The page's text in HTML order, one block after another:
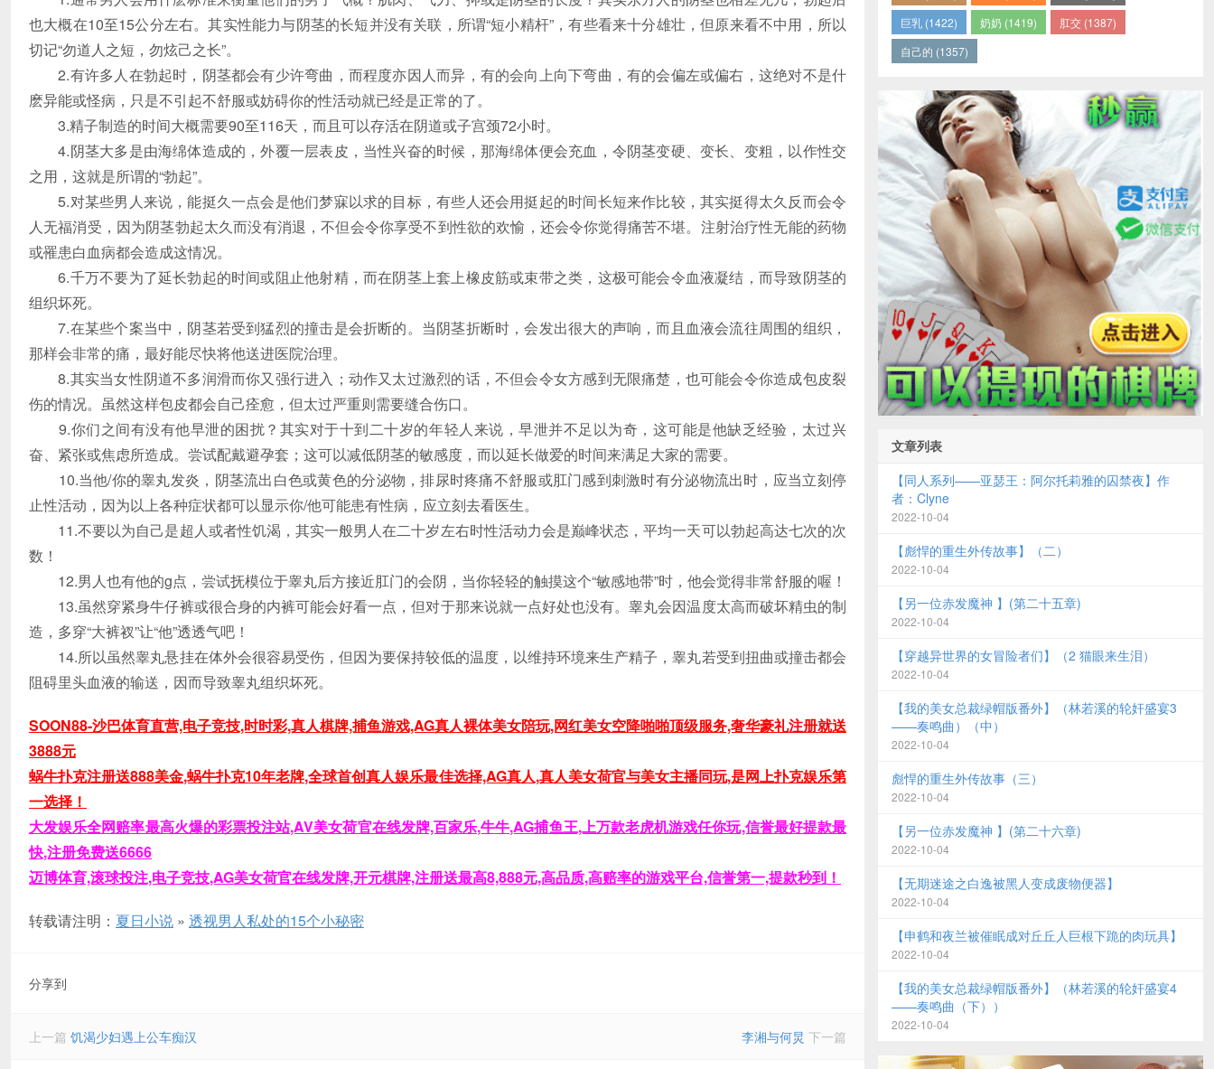
也大概在10至15公分左右。其实性能力与阴茎的长短并没有关联，所谓“短小精杆”，有些看来十分雄壮，但原来看不中用，所以
切记“勿道人之短，勿炫己之长”。
2.有许多人在勃起时，阴茎都会有少许弯曲，而程度亦因人而异，有的会向上向下弯曲，有的会偏左或偏右，这绝对不是什
麽异能或怪病，只是不引起不舒服或妨碍你的性活动就已经是正常的了。
3.精子制造的时间大概需要90至116天，而且可以存活在阴道或子宫颈72小时。
4.阴茎大多是由海绵体造成的，外覆一层表皮，当性兴奋的时候，那海绵体便会充血，令阴茎变硬、变长、变粗，以作性交
之用，这就是所谓的“勃起”。
5.对某些男人来说，能挺久一点会是他们梦寐以求的目标，有些人还会用挺起的时间长短来作比较，其实挺得太久反而会令
人无福消受，因为阴茎勃起太久而没有消退，不但会令你享受不到性欲的欢愉，还会令你觉得痛苦不堪。注射治疗性无能的药物
或罹患白血病都会造成这情况。
6.千万不要为了延长勃起的时间或阻止他射精，而在阴茎上套上橡皮筋或束带之类，这极可能会令血液凝结，而导致阴茎的
组织坏死。
7.在某些个案当中，阴茎若受到猛烈的撞击是会折断的。当阴茎折断时，会发出很大的声响，而且血液会流往周围的组织，
那样会非常的痛，最好能尽快将他送进医院治理。
8.其实当女性阴道不多润滑而你又强行进入；动作又太过激烈的话，不但会令女方感到无限痛楚，也可能会令你造成包皮裂
伤的情况。虽然这样包皮都会自己痊愈，但太过严重则需要缝合伤口。
9.你们之间有没有他早泄的困扰？其实对于十到二十岁的年轻人来说，早泄并不足以为奇，这可能是他缺乏经验，太过兴
奋、紧张或焦虑所造成。尝试配戴避孕套；这可以减低阴茎的敏感度，而以延长做爱的时间来满足大家的需要。
10.当他/你的睾丸发炎，阴茎流出白色或黄色的分泌物，排尿时疼痛不舒服或肛门感到刺激时有分泌物流出时，应当立刻停
止性活动，因为以上各种症状都可以显示你/他可能患有性病，应立刻去看医生。
11.不要以为自己是超人或者性饥渴，其实一般男人在二十岁左右时性活动力会是巅峰状态，平均一天可以勃起高达七次的次
数！
12.男人也有他的g点，尝试抚模位于睾丸后方接近肛门的会阴，当你轻轻的触摸这个“敏感地带”时，他会觉得非常舒服的喔！
13.虽然穿紧身牛仔裤或很合身的内裤可能会好看一点，但对于那来说就一点好处也没有。睾丸会因温度太高而破坏精虫的制
造，多穿“大裤衩”让“他”透透气吧！
14.所以虽然睾丸悬挂在体外会很容易受伤，但因为要保持较低的温度，以维持环境来生产精子，睾丸若受到扭曲或撞击都会
阻碍里头血液的输送，因而导致睾丸组织坏死。
SOON88-沙巴体育直营,电子竞技,时时彩,真人棋牌,捕鱼游戏,AG真人裸体美女陪玩,网红美女空降啪啪顶级服务,奢华豪礼注册就送
3888元
蜗牛扑克注册送888美金,蜗牛扑克10年老牌,全球首创真人娱乐最佳选择,AG真人,真人美女荷官与美女主播同玩,是网上扑克娱乐第
一选择！
大发娱乐全网赔率最高火爆的彩票投注站,AV美女荷官在线发牌,百家乐,牛牛,AG捕鱼王,上万款老虎机游戏任你玩,信誉最好提款最
快,注册免费送6666
迈博体育,滚球投注,电子竞技,AG美女荷官在线发牌,开元棋牌,注册送最高8,888元,高品质,高赔率的游戏平台,信誉第一,提款秒到！
转载请注明： 夏日小说 » 透视男人私处的15个小秘密
分享到
上一篇 饥渴少妇遇上公车痴汉 李湘与何炅 下一篇
巨乳 (1422)
奶奶 (1419)
肛交 (1387)
自己的 (1357)
文章列表
【同人系列——亚瑟王：阿尔托莉雅的囚禁夜】作
者：Clyne
2022-10-04
【彪悍的重生外传故事】（二）
2022-10-04
【另一位赤发魔神 】(第二十五章)
2022-10-04
【穿越异世界的女冒险者们】（2 猫眼来生泪）
2022-10-04
【我的美女总裁绿帽版番外】（林若溪的轮奸盛宴3
——奏鸣曲）（中）
2022-10-04
彪悍的重生外传故事（三）
2022-10-04
【另一位赤发魔神 】(第二十六章)
2022-10-04
【无期迷途之白逸被黑人变成废物便器】
2022-10-04
【申鹤和夜兰被催眠成对丘丘人巨根下跪的肉玩具】
2022-10-04
【我的美女总裁绿帽版番外】（林若溪的轮奸盛宴4
——奏鸣曲（下））
2022-10-04